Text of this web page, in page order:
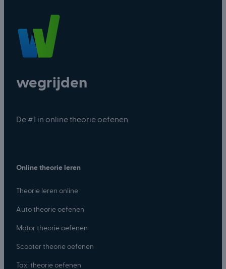
wegrijden
De #1 in online theorie oefenen
Online theorie leren
Theorie leren online
Auto theorie oefenen
Motor theorie oefenen
Scooter theorie oefenen
Taxi theorie oefenen